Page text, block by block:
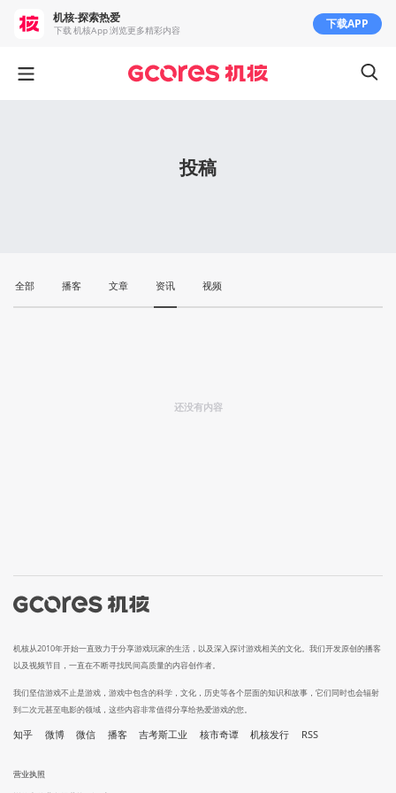
投稿
全部 播客 文章 资讯 视频
还没有内容
机核从2010年开始一直致力于分享游戏玩家的生活，以及深入探讨游戏相关的文化。我们开发原创的播客
以及视频节目，一直在不断寻找民间高质量的内容创作者。
我们坚信游戏不止是游戏，游戏中包含的科学，文化，历史等各个层面的知识和故事，它们同时也会辐射
到二次元甚至电影的领域，这些内容非常值得分享给热爱游戏的您。
知乎 微博 微信 播客 吉考斯工业 核市奇谭 机核发行 RSS
营业执照
机核-探索热爱
下载 机核App 浏览更多精彩内容 下载APP